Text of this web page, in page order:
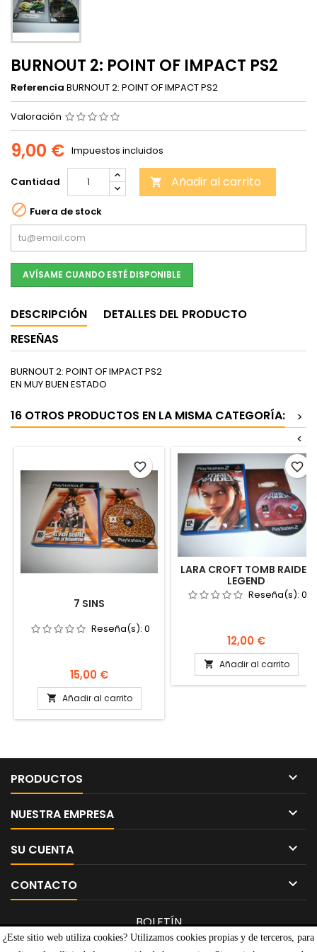
¿Este sitio web utiliza cookies? Utilizamos cookies propias y de terceros, para
BURNOUT 2: POINT OF IMPACT PS2
Referencia BURNOUT 2: POINT OF IMPACT PS2
Valoración
9,00 € Impuestos incluidos
Cantidad  Añadir al carrito
 Fuera de stock
AVÍSAME CUANDO ESTÉ DISPONIBLE
DESCRIPCIÓN
DETALLES DEL PRODUCTO
RESEÑAS
BURNOUT 2: POINT OF IMPACT PS2
EN MUY BUEN ESTADO
16 OTROS PRODUCTOS EN LA MISMA CATEGORÍA:
>
<
7 SINS
Reseña(s): 0
Precio
15,00 €
 Añadir al carrito
favorite_border
LARA CROFT TOMB RAIDER
LEGEND
Reseña(s): 0
Precio
12,00 €
 Añadir al carrito
favorite_border
PRODUCTOS 
NUESTRA EMPRESA 
SU CUENTA 
CONTACTO 
BOLETÍN